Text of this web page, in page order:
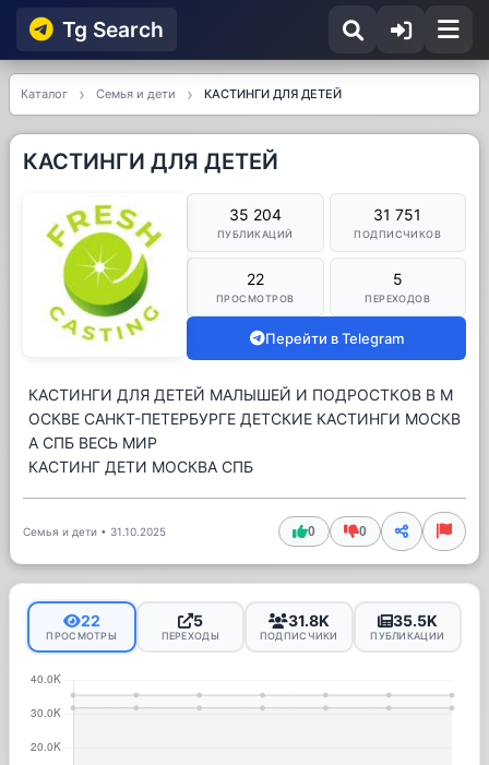
Tg Searсh
Каталог Семья и дети КАСТИНГИ ДЛЯ ДЕТЕЙ
КАСТИНГИ ДЛЯ ДЕТЕЙ
35 204
ПУБЛИКАЦИЙ
31 751
ПОДПИСЧИКОВ
22
ПРОСМОТРОВ
5
ПЕРЕХОДОВ
Перейти в Telegram
КАСТИНГИ ДЛЯ ДЕТЕЙ МАЛЫШЕЙ И ПОДРОСТКОВ В М
ОСКВЕ САНКТ-ПЕТЕРБУРГЕ ДЕТСКИЕ КАСТИНГИ МОСКВ
А СПБ ВЕСЬ МИР
КАСТИНГ ДЕТИ МОСКВА СПБ
Семья и дети • 31.10.2025 0 0
22
ПРОСМОТРЫ
5
ПЕРЕХОДЫ
31.8K
ПОДПИСЧИКИ
35.5K
ПУБЛИКАЦИИ